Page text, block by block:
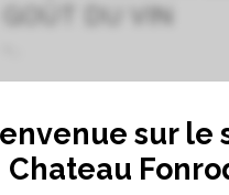
GOÛT DU VIN
sur le
Chateau